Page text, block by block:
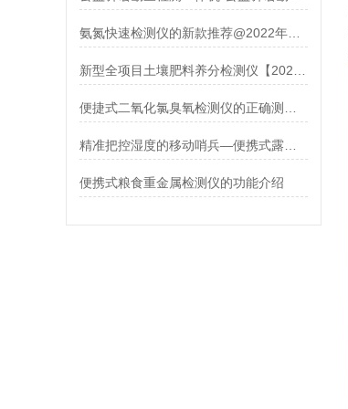
氨氮快速检测仪的新款推荐@2022年新款
精准把控湿度的移动哨兵—便携式露点仪的应用 霍尔德电子
便携式粮食重金属检测仪的功能介绍